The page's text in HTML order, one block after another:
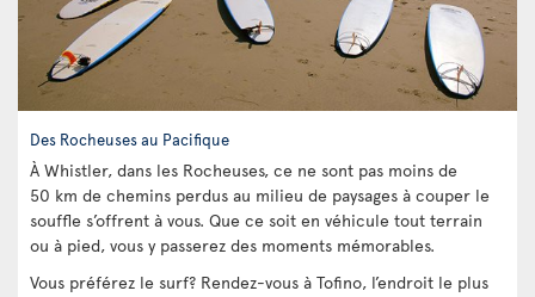
Des Rocheuses au Pacifique
À Whistler, dans les Rocheuses, ce ne sont pas moins de
50 km de chemins perdus au milieu de paysages à couper le
souffle s’offrent à vous. Que ce soit en véhicule tout terrain
ou à pied, vous y passerez des moments mémorables.
Vous préférez le surf? Rendez-vous à Tofino, l’endroit le plus